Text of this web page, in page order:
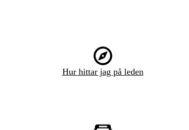
Hur hittar jag på leden